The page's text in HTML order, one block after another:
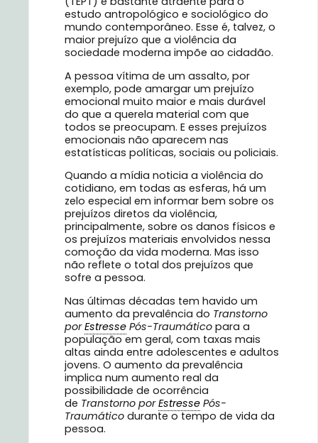
estudo antropológico e sociológico do
mundo contemporâneo. Esse é, talvez, o
maior prejuízo que a violência da
sociedade moderna impõe ao cidadão.
A pessoa vítima de um assalto, por
exemplo, pode amargar um prejuízo
emocional muito maior e mais durável
do que a querela material com que
todos se preocupam. E esses prejuízos
emocionais não aparecem nas
estatísticas políticas, sociais ou policiais.
Quando a mídia noticia a violência do
cotidiano, em todas as esferas, há um
zelo especial em informar bem sobre os
prejuízos diretos da violência,
principalmente, sobre os danos físicos e
os prejuízos materiais envolvidos nessa
comoção da vida moderna. Mas isso
não reflete o total dos prejuízos que
sofre a pessoa.
Nas últimas décadas tem havido um
aumento da prevalência do Transtorno
porEstresse Pós-Traumático para a
população em geral, com taxas mais
altas ainda entre adolescentes e adultos
jovens. O aumento da prevalência
implica num aumento real da
possibilidade de ocorrência
de Transtorno porEstresse Pós-
Traumático durante o tempo de vida da
pessoa.